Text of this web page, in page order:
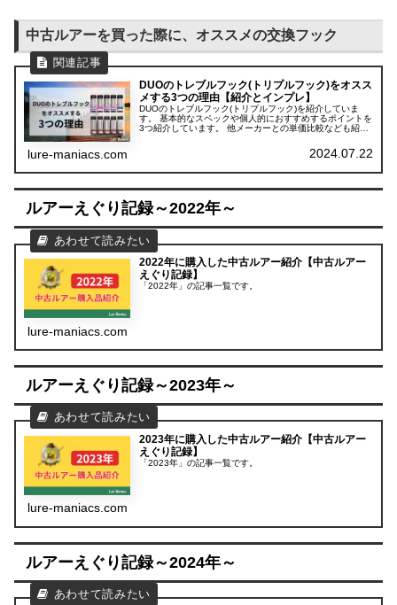
中古ルアーを買った際に、オススメの交換フック
DUOのトレブルフック(トリプルフック)をオスス
メする3つの理由【紹介とインプレ】
DUOのトレブルフック(トリプルフック)を紹介していま
す。 基本的なスペックや個人的におすすめするポイントを
3つ紹介しています。 他メーカーとの単価比較なども紹介
lure-maniacs.com 2024.07.22
ルアーえぐり記録～2022年～
2022年に購入した中古ルアー紹介【中古ルアー
えぐり記録】
「2022年」の記事一覧です。
lure-maniacs.com
ルアーえぐり記録～2023年～
2023年に購入した中古ルアー紹介【中古ルアー
えぐり記録】
「2023年」の記事一覧です。
lure-maniacs.com
ルアーえぐり記録～2024年～